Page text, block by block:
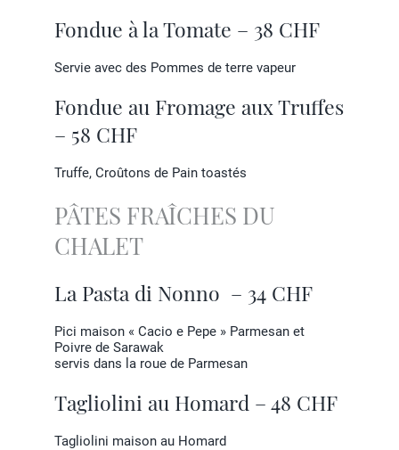
Fondue à la Tomate – 38 CHF
Servie avec des Pommes de terre vapeur
Fondue au Fromage aux Truffes
– 58 CHF
Truffe, Croûtons de Pain toastés
PÂTES FRAÎCHES DU
CHALET
La Pasta di Nonno – 34 CHF
Pici maison « Cacio e Pepe » Parmesan et
Poivre de Sarawak
servis dans la roue de Parmesan
Tagliolini au Homard – 48 CHF
Tagliolini maison au Homard